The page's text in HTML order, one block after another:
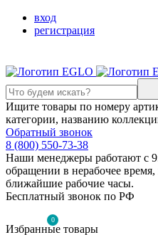
вход
регистрация
Ищите товары по номеру
категории, названию
Обратный звонок
8 (800) 550-73-38
Наши менеджеры работают с
обращении в нерабочее время,
ближайшие рабочие часы.
Бесплатный звонок по РФ
0
Избранные товары